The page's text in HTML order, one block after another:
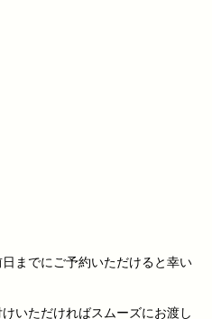
までにご予約いただけると幸い
いただければスムーズにお渡し